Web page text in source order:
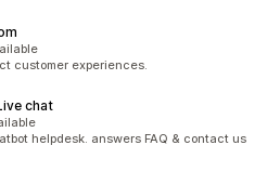
customer experiences.
chat
helpdesk. answers FAQ & contact us